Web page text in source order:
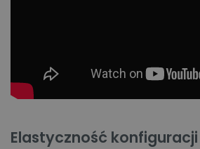
Elastyczność konfiguracji